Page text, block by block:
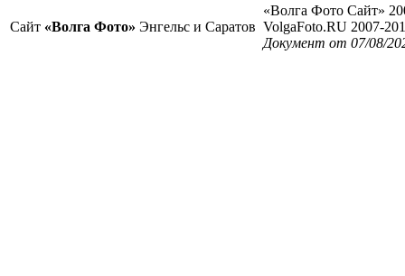
Сайт «Волга Фото» Энгельс и Саратов
«Волга Фото Сайт»
VolgaFoto.RU 2007-
Документ от 07/08/